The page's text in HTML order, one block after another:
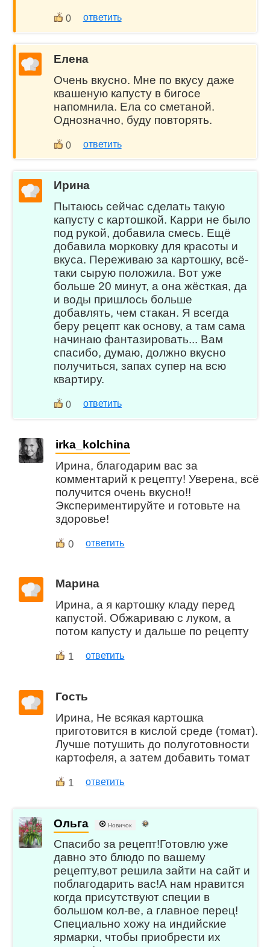
0 ответить
Елена
Очень вкусно. Мне по вкусу даже
квашеную капусту в бигосе
напомнила. Ела со сметаной.
Однозначно, буду повторять.
0 ответить
Ирина
Пытаюсь сейчас сделать такую
капусту с картошкой. Карри не было
под рукой, добавила смесь. Ещё
добавила морковку для красоты и
вкуса. Переживаю за картошку, всё-
таки сырую положила. Вот уже
больше 20 минут, а она жёсткая, да
и воды пришлось больше
добавлять, чем стакан. Я всегда
беру рецепт как основу, а там сама
начинаю фантазировать... Вам
спасибо, думаю, должно вкусно
получиться, запах супер на всю
квартиру.
0 ответить
irka_kolchina
Ирина, благодарим вас за
комментарий к рецепту! Уверена, всё
получится очень вкусно!!
Экспериментируйте и готовьте на
здоровье!
0 ответить
Марина
Ирина, а я картошку кладу перед
капустой. Обжариваю с луком, а
потом капусту и дальше по рецепту
1 ответить
Гость
Ирина, Не всякая картошка
приготовится в кислой среде (томат).
Лучше потушить до полуготовности
картофеля, а затем добавить томат
1 ответить
Ольга Новичок
Спасибо за рецепт!Готовлю уже
давно это блюдо по вашему
рецепту,вот решила зайти на сайт и
поблагодарить вас!А нам нравится
когда присутствуют специи в
большом кол-ве, а главное перец!
Специально хожу на индийские
ярмарки, чтобы приобрести их